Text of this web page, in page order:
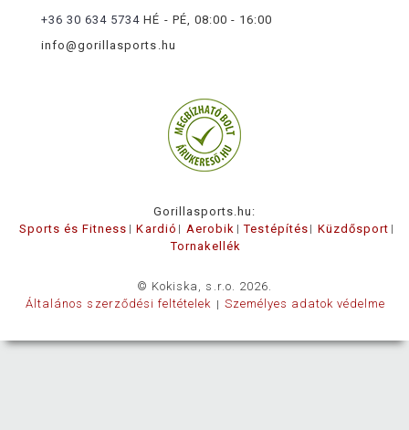
+36 30 634 5734 HÉ - PÉ, 08:00 - 16:00
info@gorillasports.hu
Gorillasports.hu:
Sports és Fitness
Kardió Aerobik Testépítés
Küzdősport
Tornakellék
© Kokiska, s.r.o. 2026.
Általános szerződési feltételek
Személyes adatok védelme